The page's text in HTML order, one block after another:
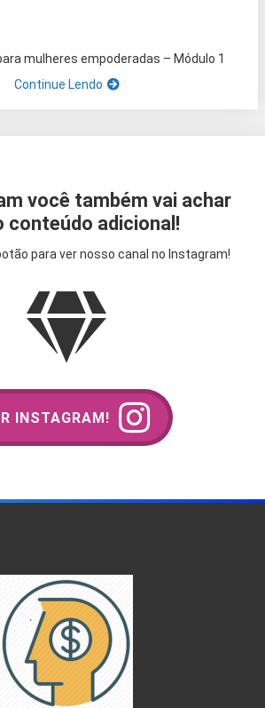
mulheres empoderadas – Módulo 1
Continue Lendo
você também vai achar
conteúdo adicional!
para ver nosso canal no Instagram!
INSTAGRAM!